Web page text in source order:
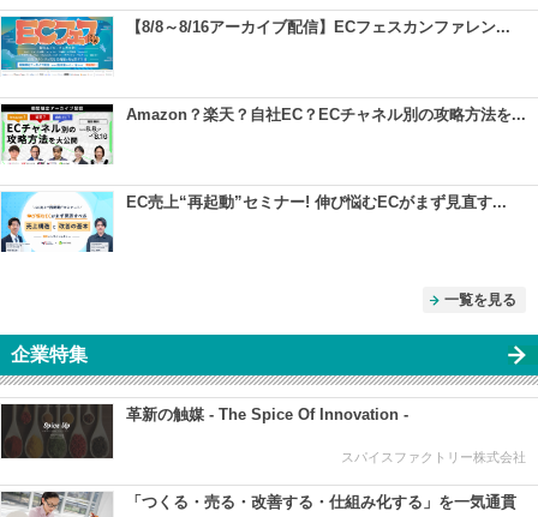
【8/8～8/16アーカイブ配信】ECフェスカンファレン...
Amazon？楽天？自社EC？ECチャネル別の攻略方法を...
EC売上“再起動”セミナー! 伸び悩むECがまず見直す...
一覧を見る
企業特集
革新の触媒 - The Spice Of Innovation -
スパイスファクトリー株式会社
「つくる・売る・改善する・仕組み化する」を一気通貫